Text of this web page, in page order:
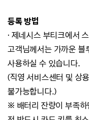
등록 방법
· 제네시스 부티크에서
고객님께서는 가까운 블
사용하실 수 있습니다.
(직영 서비스센터 및 상
불가능합니다.)
※ 배터리 잔량이 부족하